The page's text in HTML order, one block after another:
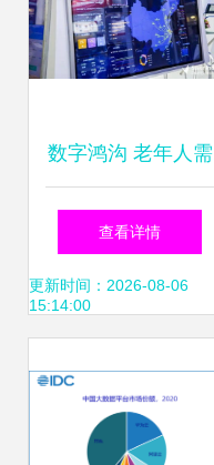
数字鸿沟 老年人需
要的是一部智能手
机和关怀陪伴
查看详情
更新时间：2026-08-06
15:14:00